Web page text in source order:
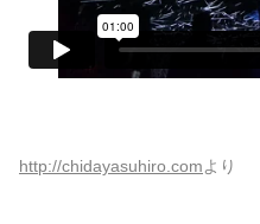
http://chidayasuhiro.comより